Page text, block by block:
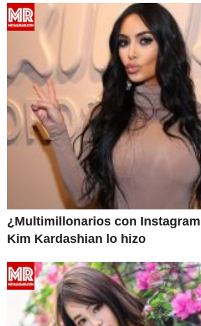
¿Multimillonarios con
Kim Kardashian lo hizo